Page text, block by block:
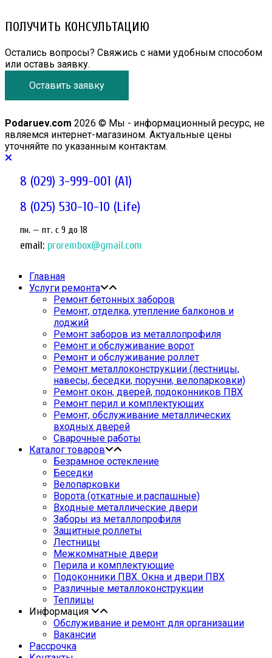
ПОЛУЧИТЬ КОНСУЛЬТАЦИЮ
Остались вопросы? Свяжись с нами удобным способом
или оставь заявку.
Оставить заявку
Podaruev.com 2026 © Мы - информационный ресурс, не
являемся интернет-магазином. Актуальные цены
уточняйте по указанным контактам.
8 (029) 3-999-001 (A1)
8 (025) 530-10-10 (Life)
пн. — пт. c 9 до 18
email: prorembox@gmail.com
Главная
Услуги ремонта
Ремонт бетонных заборов
Ремонт, отделка, утепление балконов и
лоджий
Ремонт заборов из металлопрофиля
Ремонт и обслуживание ворот
Ремонт и обслуживание роллет
Ремонт металлоконструкции (лестницы,
навесы, беседки, поручни, велопарковки)
Ремонт окон, дверей, подоконников ПВХ
Ремонт перил и комплектующих
Ремонт, обслуживание металлических
входных дверей
Сварочные работы
Каталог товаров
Безрамное остекление
Беседки
Велопарковки
Ворота (откатные и распашные)
Входные металлические двери
Заборы из металлопрофиля
Защитные роллеты
Лестницы
Межкомнатные двери
Перила и комплектующие
Подоконники ПВХ. Окна и двери ПВХ
Различные металлоконструкции
Теплицы
Информация
Обслуживание и ремонт для организации
Вакансии
Рассрочка